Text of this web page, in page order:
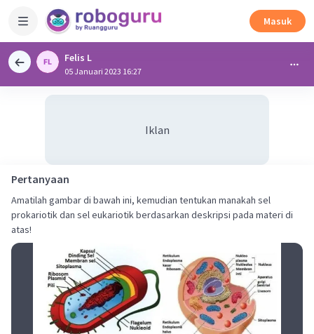
Masuk
Felis L
05 Januari 2023 16:27
Iklan
Pertanyaan
Amatilah gambar di bawah ini, kemudian tentukan manakah sel
prokariotik dan sel eukariotik berdasarkan deskripsi pada materi di
atas!